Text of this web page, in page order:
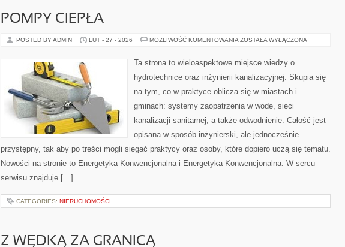
POMPY CIEPŁA
POSTED BY ADMIN LUT - 27 - 2026 MOŻLIWOŚĆ KOMENTOWANIA POMPY
ZOSTAŁA WYŁĄCZONA
Ta strona to wieloaspektowe miejsce wiedzy o
hydrotechnice oraz inżynierii kanalizacyjnej. Skupia się
na tym, co w praktyce oblicza się w miastach i
gminach: systemy zaopatrzenia w wodę, sieci
kanalizacji sanitarnej, a także odwodnienie. Całość jest
opisana w sposób inżynierski, ale jednocześnie
przystępny, tak aby po treści mogli sięgać praktycy oraz osoby, które dopiero uczą się tematu.
Nowości na stronie to Energetyka Konwencjonalna i Energetyka Konwencjonalna. W sercu
serwisu znajduje […]
CATEGORIES: NIERUCHOMOŚCI
Z WĘDKĄ ZA GRANICĄ